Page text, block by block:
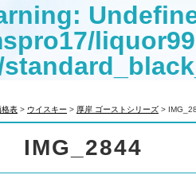
:
to read
格表 > ウイスキー > 厚岸 ゴーストシリーズ >
IMG_2844